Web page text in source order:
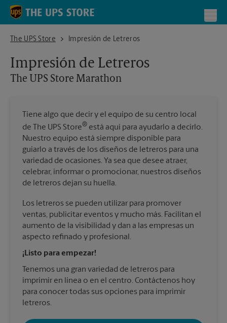
Skip to content
Return to Nav
The UPS Store
The UPS Store MarathonImpresión de Letreros
Impresión de Letreros
The UPS Store Marathon
Tiene algo que decir y el equipo de su centro local
de The UPS Store® está aquí para ayudarlo a decirlo.
Nuestro equipo está siempre disponible para
guiarlo a través de los diseños de letreros para una
variedad de ocasiones. Ya sea que desee atraer,
celebrar, informar o promocionar, nuestros diseños
de letreros dejan su huella.
Los letreros se pueden utilizar para promover
ventas, publicitar eventos y mucho más. Facilitan el
aumento de la visibilidad y dan a las empresas un
aspecto refinado y profesional.
¡Listo para empezar!
Tenemos una gran variedad de letreros para
imprimir en línea o en el centro. Contáctenos hoy
para conocer todas sus opciones para imprimir
letreros.